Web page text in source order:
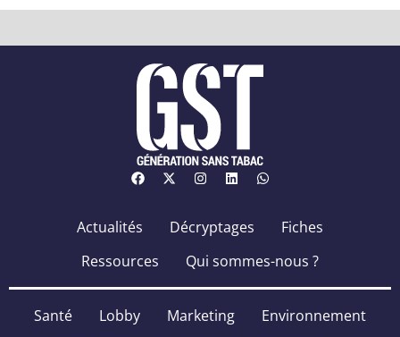
Actualités Décryptages
Fiches
Ressources
Qui sommes-nous ?
Santé Lobby Marketing
Environnement